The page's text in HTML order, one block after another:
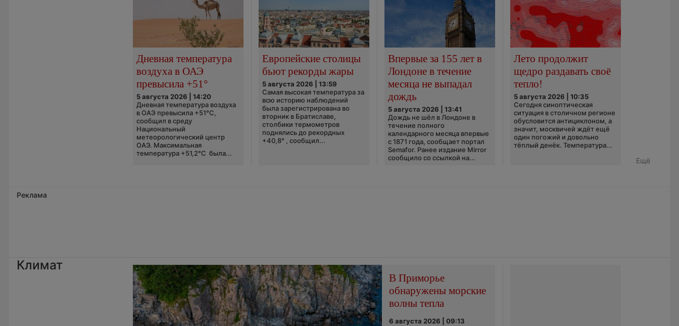
Дневная температура
воздуха в ОАЭ
превысила +51°
5 августа 2026 | 14:20
Дневная температура воздуха
в ОАЭ превысила +51°C,
сообщил в среду
Национальный
метеорологический центр
ОАЭ. Максимальная
температура +51,2°C была...
Европейские столицы
бьют рекорды жары
5 августа 2026 | 13:59
Самая высокая температура за
всю историю наблюдений
была зарегистрирована во
вторник в Братиславе,
столбики термометров
поднялись до рекордных
+40,8° , сообщил...
Впервые за 155 лет в
Лондоне в течение
месяца не выпадал
дождь
5 августа 2026 | 13:41
Дождь не шёл в Лондоне в
течение полного
календарного месяца впервые
с 1871 года, сообщает портал
Semafor. Ранее издание Mirror
сообщило со ссылкой на...
Лето продолжит
щедро раздавать своё
тепло!
5 августа 2026 | 10:35
Сегодня синоптическая
ситуация в столичном регионе
обусловится антициклоном, а
значит, москвичей ждёт ещё
один погожий и довольно
тёплый денёк. Температура...
Ещё
Реклама
Климат
В Приморье
обнаружены морские
волны тепла
6 августа 2026 | 09:13